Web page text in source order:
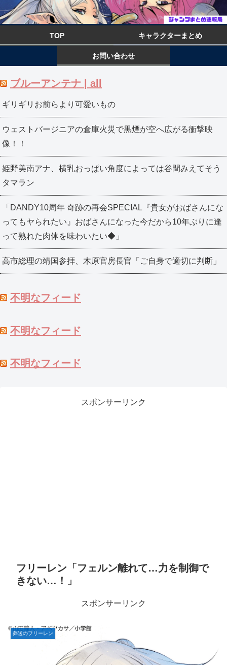
TOP キャラクターまとめ
お問い合わせ
ブルーアンテナ | all
ギリギリお前らより可愛いもの
ウェストバージニアの倉庫火災で黒煙が空へ広がる衝撃映
像！！
姫野美南アナ、横乳おっぱい角度によっては谷間みえてそう
タマラン
「DANDY10周年 奇跡の再会SPECIAL『貴女がおばさんにな
ってもヤられたい』おばさんになった今だから10年ぶりに逢
って熟れた肉体を味わいたい◆」
高市総理の靖国参拝、木原官房長官「ご自身で適切に判断」
不明なフィード
不明なフィード
不明なフィード
スポンサーリンク
フリーレン「フェルン離れて…力を制御で
きない…！」
スポンサーリンク
葬送のフリーレン